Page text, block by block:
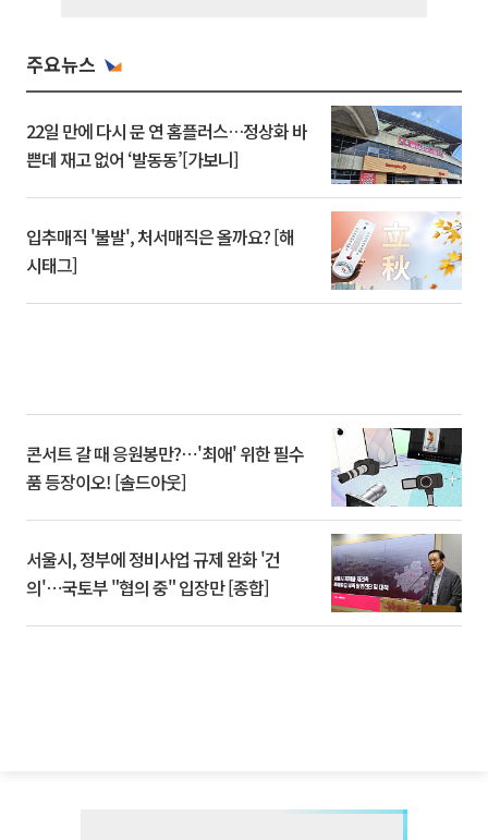
주요뉴스
22일 만에 다시 문 연 홈플러스…정상화 바
쁜데 재고 없어 ‘발동동’[가보니]
입추매직 '불발', 처서매직은 올까요? [해
시태그]
콘서트 갈 때 응원봉만?⋯'최애' 위한 필수
품 등장이오! [솔드아웃]
서울시, 정부에 정비사업 규제 완화 '건
의'⋯국토부 "협의 중" 입장만 [종합]